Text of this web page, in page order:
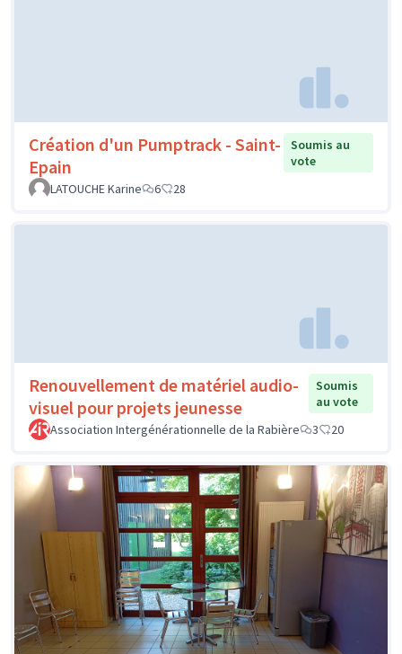
Création d'un Pumptrack - Saint-
Epain
Soumis au
vote
LATOUCHE Karine
6 28
Renouvellement de matériel audio-
visuel pour projets jeunesse
Soumis
au vote
Association Intergénérationnelle de la Rabière
3 20